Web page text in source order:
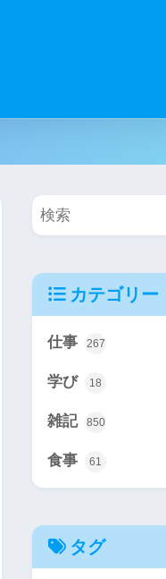
カテゴリー
仕事 267
学び 18
雑記 850
食事 61
タグ